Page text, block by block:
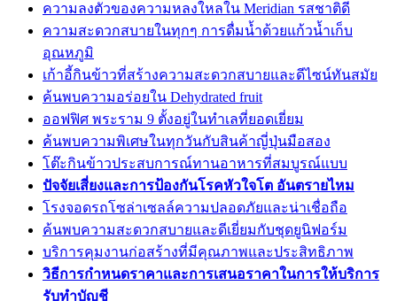
ความลงตัวของความหลงใหลใน Meridian รสชาติดี
ความสะดวกสบายในทุกๆ การดื่มน้ำด้วยแก้วน้ำเก็บ
อุณหภูมิ
เก้าอี้กินข้าวที่สร้างความสะดวกสบายและดีไซน์ทันสมัย
ค้นพบความอร่อยใน Dehydrated fruit
ออฟฟิศ พระราม 9 ตั้งอยู่ในทำเลที่ยอดเยี่ยม
ค้นพบความพิเศษในทุกวันกับสินค้าญี่ปุ่นมือสอง
โต๊ะกินข้าวประสบการณ์ทานอาหารที่สมบูรณ์แบบ
ปัจจัยเสี่ยงและการป้องกันโรคหัวใจโต อันตรายไหม
โรงจอดรถโซล่าเซลล์ความปลอดภัยและน่าเชื่อถือ
ค้นพบความสะดวกสบายและดีเยี่ยมกับชุดยูนิฟอร์ม
บริการคุมงานก่อสร้างที่มีคุณภาพและประสิทธิภาพ
วิธีการกำหนดราคาและการเสนอราคาในการให้บริการ
รับทำบัญชี